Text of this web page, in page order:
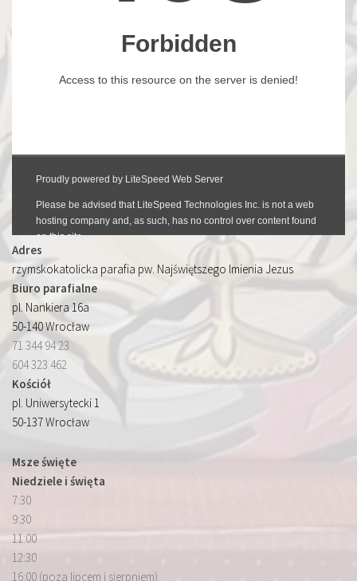
Adres
rzymskokatolicka parafia pw. Najświętszego Imienia Jezus
Biuro parafialne
pl. Nankiera 16a
50-140 Wrocław
71 344 94 23
604 323 462
Kościół
pl. Uniwersytecki 1
50-137 Wrocław
Msze święte
Niedziele i święta
7:30
9:30
11:00
12:30
16:00 (poza lipcem i sierpniem)